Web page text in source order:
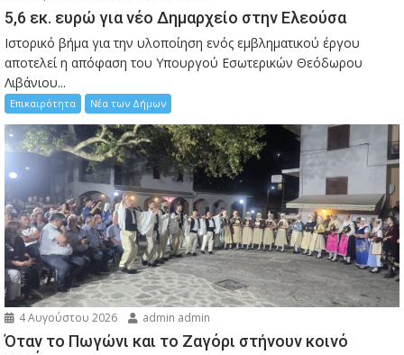
5,6 εκ. ευρώ για νέο Δημαρχείο στην Ελεούσα
Ιστορικό βήμα για την υλοποίηση ενός εμβληματικού έργου
αποτελεί η απόφαση του Υπουργού Εσωτερικών Θεόδωρου
Λιβάνιου...
Επικαιρότητα Νέα των Δήμων
4 Αυγούστου 2026 admin admin
Όταν το Πωγώνι και το Ζαγόρι στήνουν κοινό